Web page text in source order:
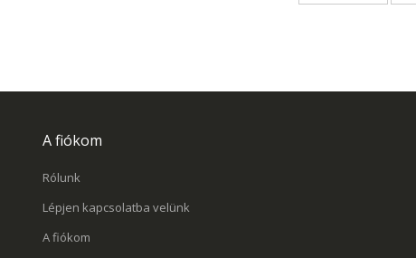
A fiókom
Rólunk
Lépjen kapcsolatba velünk
A fiókom